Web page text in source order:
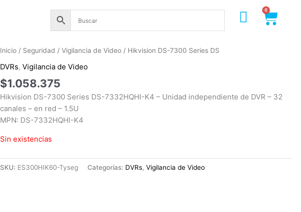
0
Cart
Inicio / Seguridad /Vigilancia de Video / Hikvision DS-7300 Series DS
DVRs,Vigilancia de Video
$1.058.375
Hikvision DS-7300 Series DS-7332HQHI-K4 – Unidad independiente de DVR – 32
canales – en red – 1.5U
MPN: DS-7332HQHI-K4
Sin existencias
SKU: ES300HIK60-Tyseg Categorías: DVRs,Vigilancia de Video